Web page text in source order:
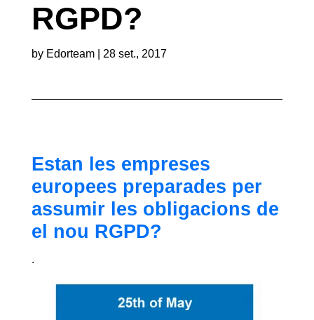
RGPD?
by Edorteam| 28 set., 2017
Estan les empreses
europees preparades per
assumir les obligacions de
el nou RGPD?
.